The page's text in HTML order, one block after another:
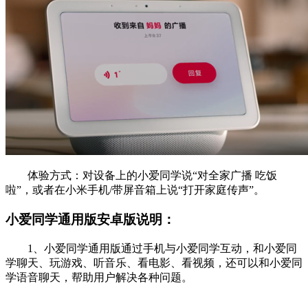
体验方式：对设备上的小爱同学说“对全家广播 吃饭
啦”，或者在小米手机/带屏音箱上说“打开家庭传声”。
小爱同学通用版安卓版说明：
1、小爱同学通用版通过手机与小爱同学互动，和小爱同
学聊天、玩游戏、听音乐、看电影、看视频，还可以和小爱同
学语音聊天，帮助用户解决各种问题。